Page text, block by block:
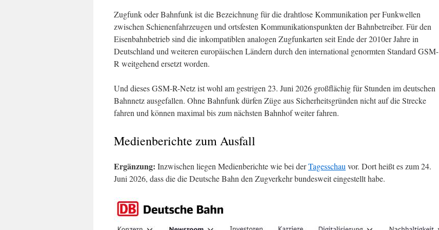
Zugfunk oder Bahnfunk ist die Bezeichnung für die drahtlose Kommunikation per Funkwellen
zwischen Schienenfahrzeugen und ortsfesten Kommunikationspunkten der Bahnbetreiber. Für den
Eisenbahnbetrieb sind die inkompatiblen analogen Zugfunkarten seit Ende der 2010er Jahre in
Deutschland und weiteren europäischen Ländern durch den international genormten Standard GSM-
R weitgehend ersetzt worden.
Und dieses GSM-R-Netz ist wohl am gestrigen 23. Juni 2026 großflächig für Stunden im deutschen
Bahnnetz ausgefallen. Ohne Bahnfunk dürfen Züge aus Sicherheitsgründen nicht auf die Strecke
fahren und können maximal bis zum nächsten Bahnhof weiter fahren.
Medienberichte zum Ausfall
Ergänzung: Inzwischen liegen Medienberichte wie bei derTagesschau vor. Dort heißt es zum 24.
Juni 2026, dass die die Deutsche Bahn den Zugverkehr bundesweit eingestellt habe.